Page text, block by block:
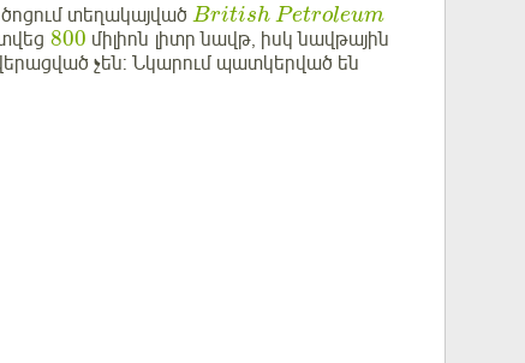
տեղակայվածBritish Petroleum
800 միլիոն լիտր նավթ, իսկ նավթային
չեն: Նկարում պատկերված են